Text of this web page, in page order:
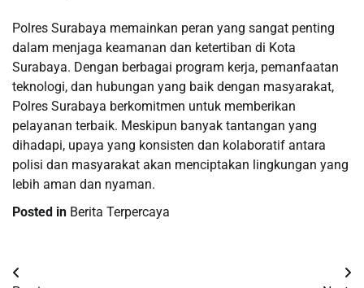
Polres Surabaya memainkan peran yang sangat penting
dalam menjaga keamanan dan ketertiban di Kota
Surabaya. Dengan berbagai program kerja, pemanfaatan
teknologi, dan hubungan yang baik dengan masyarakat,
Polres Surabaya berkomitmen untuk memberikan
pelayanan terbaik. Meskipun banyak tantangan yang
dihadapi, upaya yang konsisten dan kolaboratif antara
polisi dan masyarakat akan menciptakan lingkungan yang
lebih aman dan nyaman.
Posted in Berita Terpercaya
Post